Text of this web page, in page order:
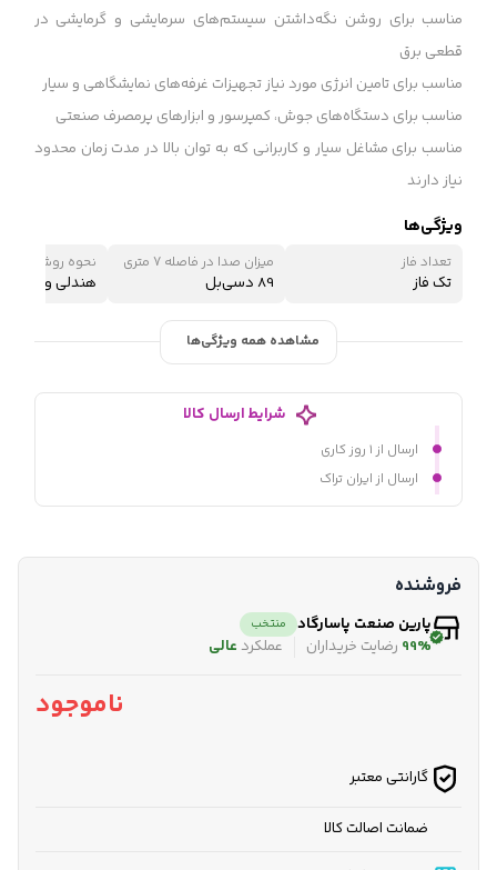
مناسب برای روشن نگه‌داشتن سیستم‌های سرمایشی و گرمایشی در
قطعی برق
مناسب برای تامین انرژی مورد نیاز تجهیزات غرفه‌های نمایشگاهی و سیار
مناسب برای دستگاه‌های جوش، کمپرسور و ابزارهای پرمصرف صنعتی
مناسب برای مشاغل سیار و کاربرانی که به توان بالا در مدت زمان محدود
نیاز دارند
ویژگی‌ها
تعداد فاز
تک فاز
میزان صدا در فاصله 7 متری
89 دسی‌بل
نحوه روشن شدن
هندلی و
مشاهده همه ویژگی‌ها
شرایط ارسال کالا
ارسال از ۱ روز کاری
ارسال از ایران تراک
فروشنده
پارین صنعت پاسارگاد منتخب
99% رضایت خریداران عملکرد عالی
ناموجود
گارانتی معتبر
ضمانت اصالت کالا